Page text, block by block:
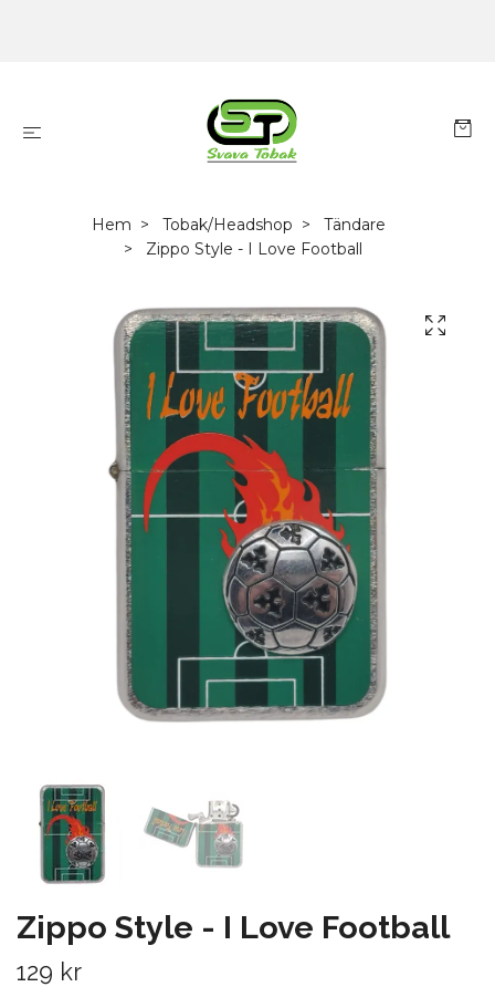
Hem Tobak/Headshop
Tändare
Zippo Style - I Love Football
Zippo Style - I Love Football
129 kr